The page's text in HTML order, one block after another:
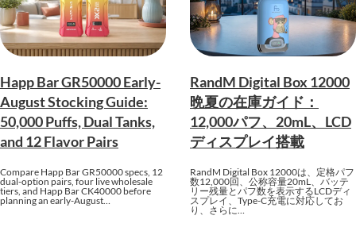
Happ Bar GR50000 Early-
August Stocking Guide:
50,000 Puffs, Dual Tanks,
and 12 Flavor Pairs
Compare Happ Bar GR50000 specs, 12
dual-option pairs, four live wholesale
tiers, and Happ Bar CK40000 before
planning an early-August…
RandM Digital Box 12000
晩夏の在庫ガイド：
12,000パフ、20mL、LCD
ディスプレイ搭載
RandM Digital Box 12000は、定格パフ
数12,000回、公称容量20mL、バッテ
リー残量とパフ数を表示するLCDディ
スプレイ、Type-C充電に対応してお
り、さらに…